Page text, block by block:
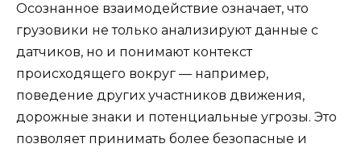
Осознанное взаимодействие означает, что
грузовики не только анализируют данные с
датчиков, но и понимают контекст
происходящего вокруг — например,
поведение других участников движения,
дорожные знаки и потенциальные угрозы. Это
позволяет принимать более безопасные и